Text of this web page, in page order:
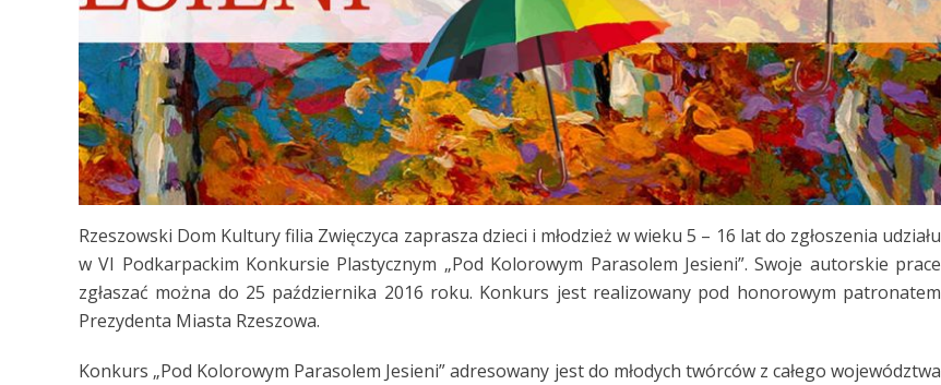
Rzeszowski Dom Kultury filia Zwięczyca zaprasza dzieci i młodzież w wieku 5 – 16 lat do zgłoszenia udziału
w VI Podkarpackim Konkursie Plastycznym „Pod Kolorowym Parasolem Jesieni”. Swoje autorskie prace
zgłaszać można do 25 października 2016 roku. Konkurs jest realizowany pod honorowym patronatem
Prezydenta Miasta Rzeszowa.
Konkurs „Pod Kolorowym Parasolem Jesieni” adresowany jest do młodych twórców z całego województwa